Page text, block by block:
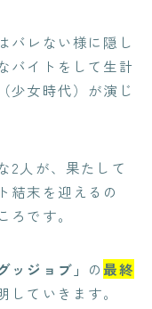
バレない様に隠し
バイトをして生計
少女時代）が演じ
2人が、果たして
結末を迎えるの
です。
ッジョブ」 の最終
していきます。